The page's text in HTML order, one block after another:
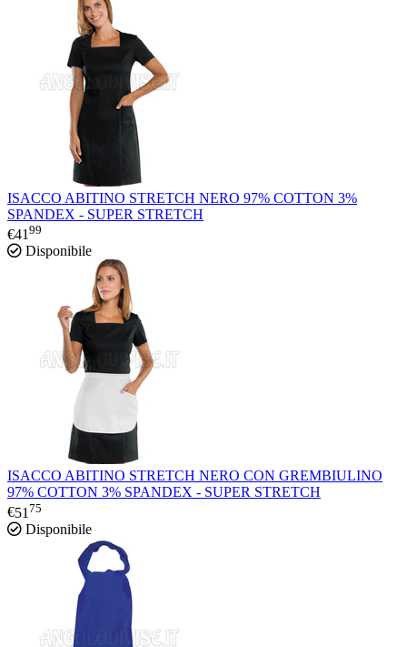
ISACCO ABITINO STRETCH NERO 97% COTTON 3%
SPANDEX - SUPER STRETCH
€4199
Disponibile
ISACCO ABITINO STRETCH NERO CON GREMBIULINO
97% COTTON 3% SPANDEX - SUPER STRETCH
€51 75
Disponibile